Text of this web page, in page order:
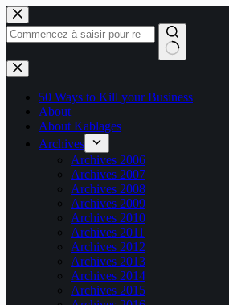
Passer
au
contenu
Aucun
résultat
50 Ways to Kill your Business
About
About Kablages
Archives
Archives 2006
Archives 2007
Archives 2008
Archives 2009
Archives 2010
Archives 2011
Archives 2012
Archives 2013
Archives 2014
Archives 2015